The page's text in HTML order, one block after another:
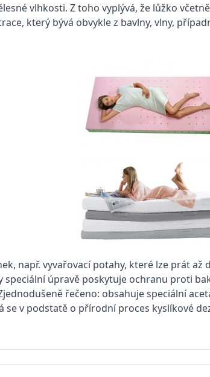
vlhkosti. Z toho vyplývá, že lůžko
který bývá obvykle z bavlny, vlny,
např. vyvařovací potahy, které lze prát až
speciální úpravě poskytuje ochranu proti
řečeno: obsahuje speciální
v podstatě o přírodní proces kyslíkové